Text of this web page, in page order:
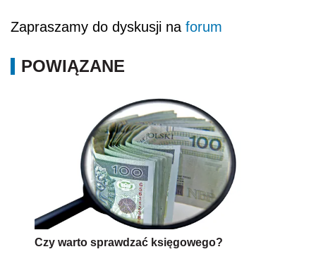
Zapraszamy do dyskusji na forum
POWIĄZANE
Czy warto sprawdzać księgowego?